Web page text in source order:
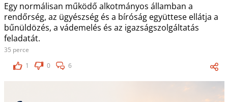
Egy normálisan működő alkotmányos államban a
rendőrség, az ügyészség és a bíróság együttese ellátja a
bűnüldözés, a vádemelés és az igazságszolgáltatás
feladatát.
35 perce
1
0 6